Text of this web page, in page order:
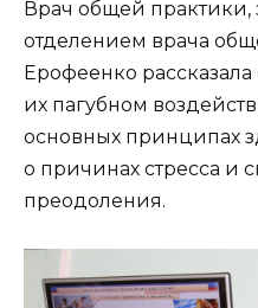
Врач общей
отделением врача
Ерофеенко
их пагубном
основных принципах
о причинах стресса и
преодоления.